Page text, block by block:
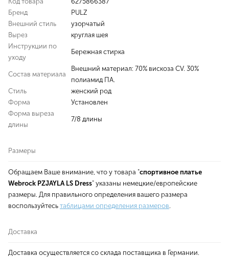
Бренд
PULZ
Внешний стиль
узорчатый
Вырез
круглая шея
Инструкции по
уходу
Бережная стирка
Состав материала
Внешний материал: 70% вискоза CV. 30%
полиамид ПА.
Стиль
женский род
Форма
Установлен
Форма выреза
длины
7/8 длины
Размеры
Обращаем Ваше внимание, что у товара "спортивное платье
Webrock PZJAYLA LS Dress" указаны немецкие/европейские
размеры. Для правильного определения вашего размера
воспользуйтесь таблицами определения размеров.
Доставка
Доставка осуществляется со склада поставщика в Германии.